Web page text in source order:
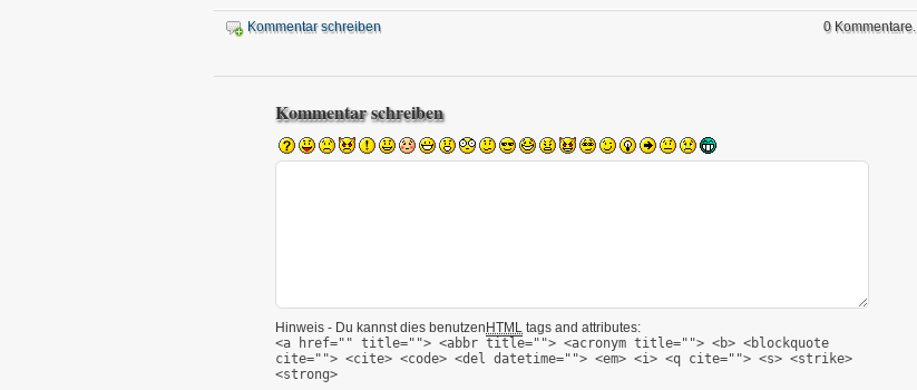
Kommentar schreiben 0 Kommentare.
Kommentar schreiben
Hinweis - Du kannst dies benutzen HTML tags and attributes:
<a href="" title=""> <abbr title=""> <acronym title=""> <b> <blockquote
cite=""> <cite> <code> <del datetime=""> <em> <i> <q cite=""> <s> <strike>
<strong>